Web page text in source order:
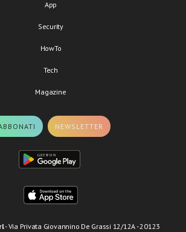
App
Security
HowTo
Tech
Magazine
NEWSLETTER
- Via Privata Giovannino De Grassi 12/12A - 20123